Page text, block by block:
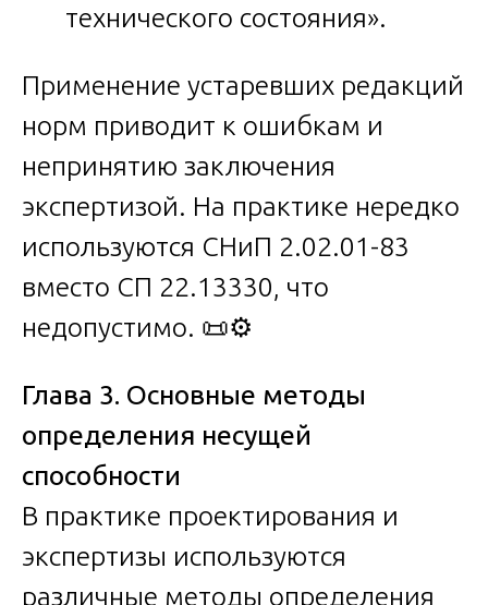
технического состояния».
Применение устаревших редакций
норм приводит к ошибкам и
непринятию заключения
экспертизой. На практике нередко
используются СНиП 2.02.01-83
вместо СП 22.13330, что
недопустимо. 📜⚙️
Глава 3. Основные методы
определения несущей
способности
В практике проектирования и
экспертизы используются
различные методы определения